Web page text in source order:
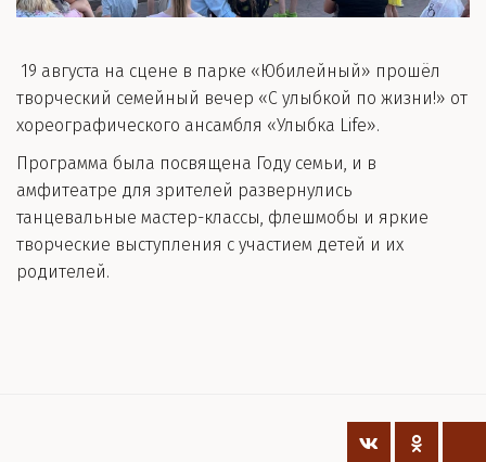
19 августа на сцене в парке «Юбилейный» прошёл
творческий семейный вечер «С улыбкой по жизни!» от
хореографического ансамбля «Улыбка Life».
Программа была посвящена Году семьи, и в
амфитеатре для зрителей развернулись
танцевальные мастер-классы, флешмобы и яркие
творческие выступления с участием детей и их
родителей.